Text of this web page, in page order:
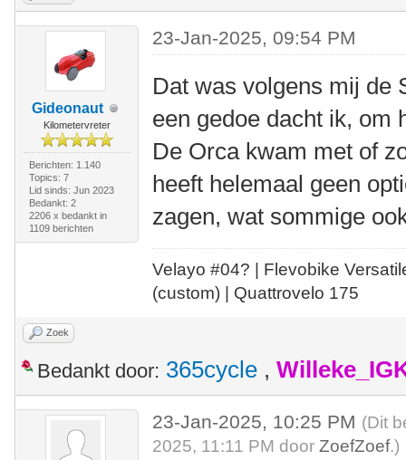
Gideonaut
Kilometervreter
Berichten: 1.140
Topics: 7
Lid sinds: Jun 2023
Bedankt: 2
2206 x bedankt in
1109 berichten
23-Jan-2025, 09:54 PM
Dat was volgens mij de
een gedoe dacht ik, om
De Orca kwam met of
heeft helemaal geen
zagen, wat sommige
Velayo #04? | Flevobike
(custom) | Quattrovelo 175
Zoek
Bedankt door: 365cycle ,
23-Jan-2025, 10:25 PM (Dit
2025, 11:11 PM doorZoefZoef.)